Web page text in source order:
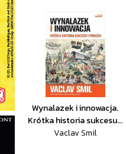
Wynalazek i innowacja.
Krótka historia sukcesu...
Vaclav Smil